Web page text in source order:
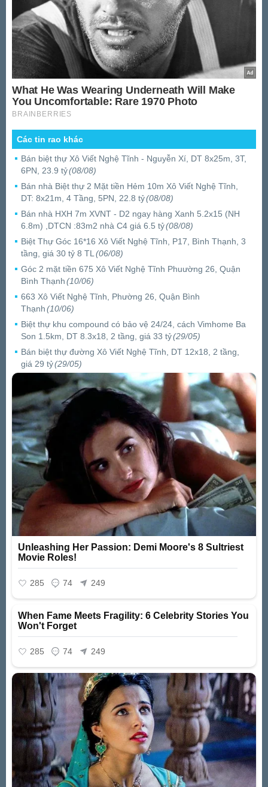
Các tin rao khác
Bán biệt thự Xô Viết Nghệ Tĩnh - Nguyễn Xí, DT 8x25m, 3T,
6PN, 23.9 tỷ(08/08)
Bán nhà Biệt thự 2 Mặt tiền Hẻm 10m Xô Viết Nghệ Tĩnh,
DT: 8x21m, 4 Tầng, 5PN, 22.8 tỷ(08/08)
Bán nhà HXH 7m XVNT - D2 ngay hàng Xanh 5.2x15 (NH
6.8m) ,DTCN :83m2 nhà C4 giá 6.5 tỷ(08/08)
Biệt Thự Góc 16*16 Xô Viết Nghệ Tĩnh, P17, Bình Thạnh, 3
tầng, giá 30 tỷ 8 TL (06/08)
Góc 2 mặt tiền 675 Xô Viết Nghệ Tĩnh Phuường 26, Quận
Bình Thạnh(10/06)
663 Xô Viết Nghệ Tĩnh, Phường 26, Quận Bình
Thạnh(10/06)
Biệt thự khu compound có bảo vệ 24/24, cách Vimhome Ba
Son 1.5km, DT 8.3x18, 2 tầng, giá 33 tỷ(29/05)
Bán biệt thự đường Xô Viết Nghệ Tĩnh, DT 12x18, 2 tầng,
giá 29 tỷ(29/05)